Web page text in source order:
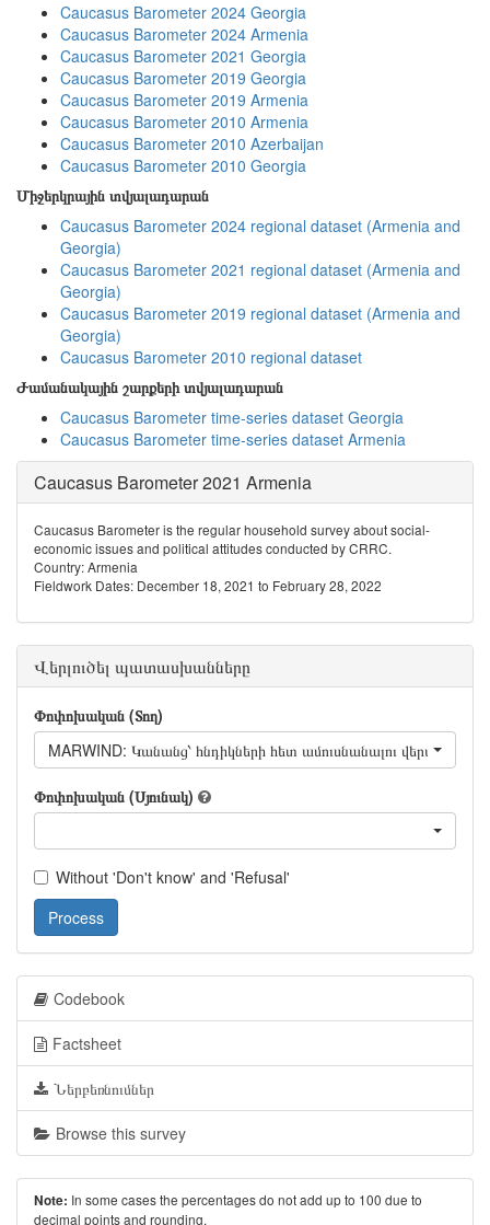
Caucasus Barometer 2024 Georgia
Caucasus Barometer 2024 Armenia
Caucasus Barometer 2021 Georgia
Caucasus Barometer 2019 Georgia
Caucasus Barometer 2019 Armenia
Caucasus Barometer 2010 Armenia
Caucasus Barometer 2010 Azerbaijan
Caucasus Barometer 2010 Georgia
Միջերկրային տվյալադարան
Caucasus Barometer 2024 regional dataset (Armenia and
Georgia)
Caucasus Barometer 2021 regional dataset (Armenia and
Georgia)
Caucasus Barometer 2019 regional dataset (Armenia and
Georgia)
Caucasus Barometer 2010 regional dataset
Ժամանակային շարքերի տվյալադարան
Caucasus Barometer time-series dataset Georgia
Caucasus Barometer time-series dataset Armenia
Caucasus Barometer 2021 Armenia
Caucasus Barometer is the regular household survey about social-
economic issues and political attitudes conducted by CRRC.
Country: Armenia
Fieldwork Dates: December 18, 2021 to February 28, 2022
Վերլուծել պատասխանները
Փոփոխական (Տող)
MARWIND: Կանանց՝ հնդիկների հետ ամուսնանալու վերաբերյալ
Փոփոխական (Սյունակ)
Without 'Don't know' and 'Refusal'
Process
Codebook
Factsheet
Ներբեռնումներ
Browse this survey
Note: In some cases the percentages do not add up to 100 due to
decimal points and rounding.